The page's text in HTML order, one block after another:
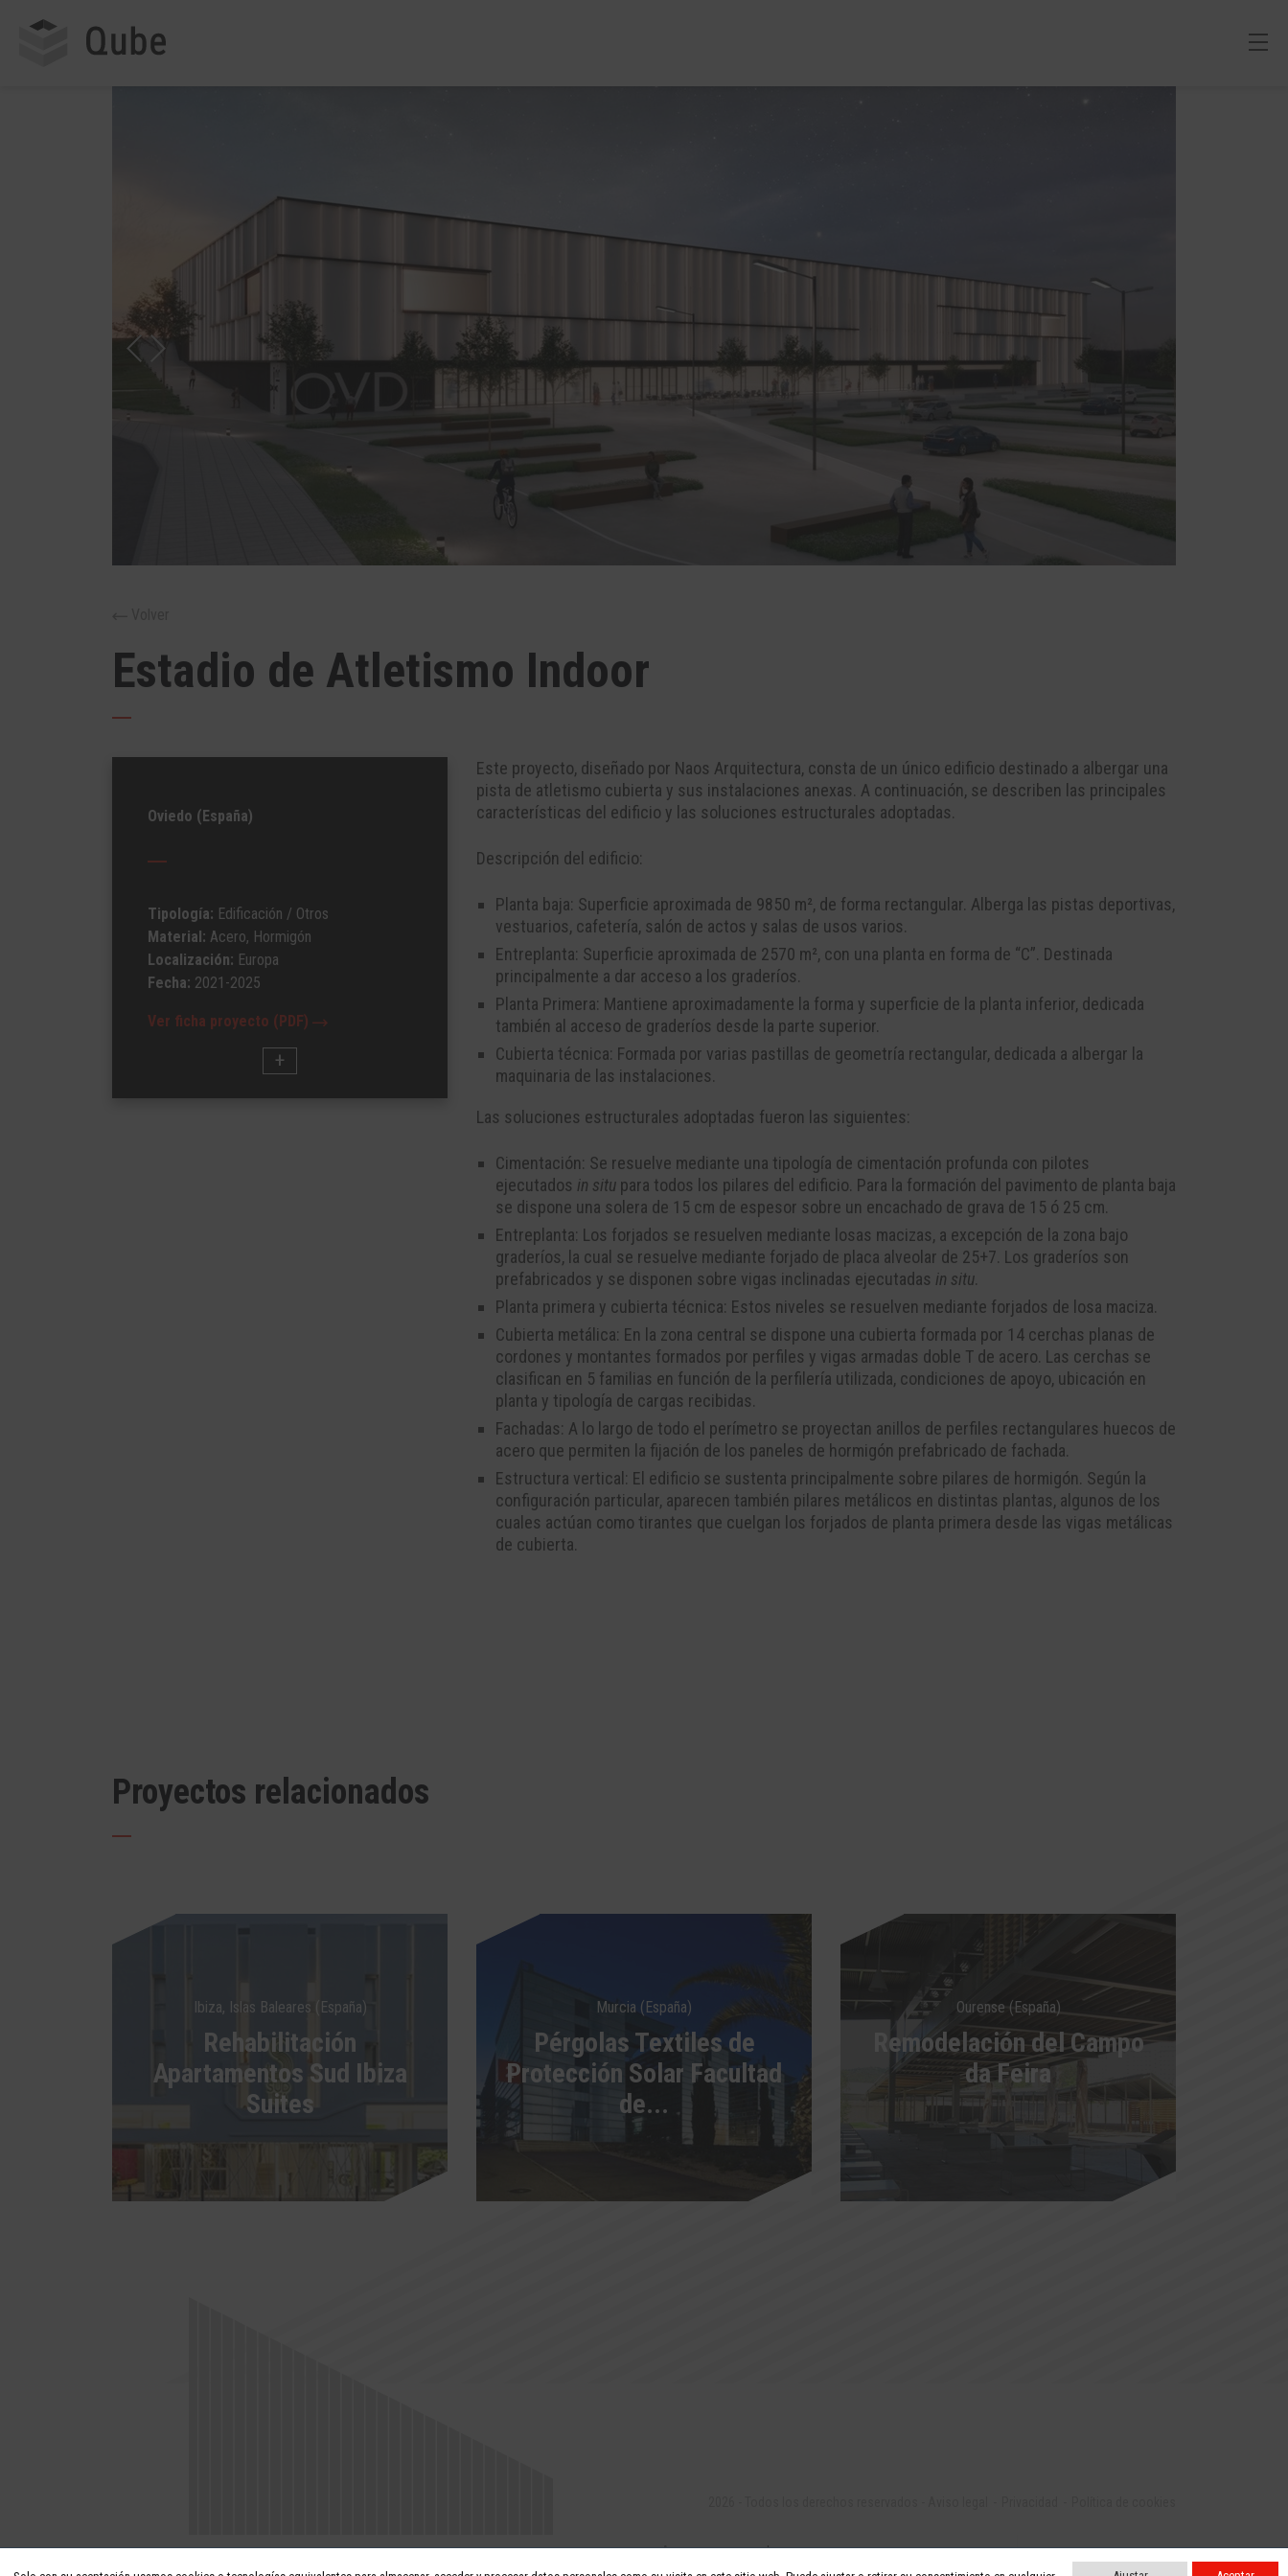
Estadio de Atletismo Indoor
Oviedo (España)
Tipología: Edificación / Otros
Material: Acero, Hormigón
Localización: Europa
Fecha: 2021-2025
Ver ficha proyecto (PDF)
Este proyecto, diseñado por Naos Arquitectura, consta de un único edificio destinado a albergar una
pista de atletismo cubierta y sus instalaciones anexas. A continuación, se describen las principales
características del edificio y las soluciones estructurales adoptadas.
Descripción del edificio:
Planta baja: Superficie aproximada de 9850 m², de forma rectangular. Alberga las pistas deportivas,
vestuarios, cafetería, salón de actos y salas de usos varios.
Entreplanta: Superficie aproximada de 2570 m², con una planta en forma de “C”. Destinada
principalmente a dar acceso a los graderíos.
Planta Primera: Mantiene aproximadamente la forma y superficie de la planta inferior, dedicada
también al acceso de graderíos desde la parte superior.
Cubierta técnica: Formada por varias pastillas de geometría rectangular, dedicada a albergar la
maquinaria de las instalaciones.
Las soluciones estructurales adoptadas fueron las siguientes:
Cimentación: Se resuelve mediante una tipología de cimentación profunda con pilotes
ejecutados in situ para todos los pilares del edificio. Para la formación del pavimento de planta baja
se dispone una solera de 15 cm de espesor sobre un encachado de grava de 15 ó 25 cm.
Entreplanta: Los forjados se resuelven mediante losas macizas, a excepción de la zona bajo
graderíos, la cual se resuelve mediante forjado de placa alveolar de 25+7. Los graderíos son
prefabricados y se disponen sobre vigas inclinadas ejecutadas in situ.
Planta primera y cubierta técnica: Estos niveles se resuelven mediante forjados de losa maciza.
Cubierta metálica: En la zona central se dispone una cubierta formada por 14 cerchas planas de
cordones y montantes formados por perfiles y vigas armadas doble T de acero. Las cerchas se
clasifican en 5 familias en función de la perfilería utilizada, condiciones de apoyo, ubicación en
planta y tipología de cargas recibidas.
Fachadas: A lo largo de todo el perímetro se proyectan anillos de perfiles rectangulares huecos de
acero que permiten la fijación de los paneles de hormigón prefabricado de fachada.
Estructura vertical: El edificio se sustenta principalmente sobre pilares de hormigón. Según la
configuración particular, aparecen también pilares metálicos en distintas plantas, algunos de los
cuales actúan como tirantes que cuelgan los forjados de planta primera desde las vigas metálicas
de cubierta.
Proyectos relacionados
Ibiza, Islas Baleares (España)
Rehabilitación
Apartamentos Sud Ibiza
Suites
Murcia (España)
Pérgolas Textiles de
Protección Solar Facultad
de...
Ourense (España)
Remodelación del Campo
da Feira